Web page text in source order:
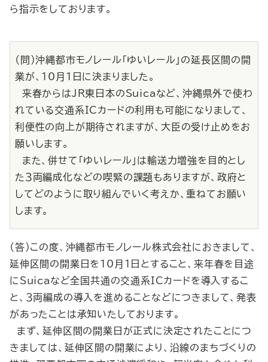
ら指示をしております。
（問）沖縄都市モノレール「ゆいレール」の延長区間の開
業が、10月１日に決まりました。
来春からはJR東日本のSuicaなど、沖縄県外で使わ
れている交通系ICカードの利用も可能になりまして、
利便性の向上が期待されますが、大臣の受け止めをお
願いします。
また、併せて「ゆいレール」は輸送力増強を目的とし
た３両編成化などの喫緊の課題もありますが、政府と
してどのように取り組んでいく考えか、重ねてお願い
します。
（答）この度、沖縄都市モノレール株式会社におきまして、
延伸区間の開業日を10月１日とすること、来年春を目途
にSuicaなど全国共通の交通系ICカードを導入するこ
と、３両編成の導入を進めることなどにつきまして、発表
があったことは承知いたしております。
まず、延伸区間の開業日が正式に決定されたことにつ
きましては、延伸区間の開業により、沿線のまちづくりの